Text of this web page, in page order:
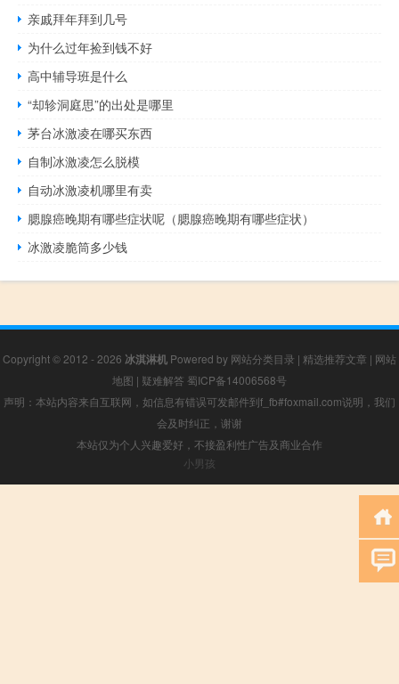
亲戚拜年拜到几号
为什么过年捡到钱不好
高中辅导班是什么
“却轸洞庭思”的出处是哪里
茅台冰激凌在哪买东西
自制冰激凌怎么脱模
自动冰激凌机哪里有卖
腮腺癌晚期有哪些症状呢（腮腺癌晚期有哪些症状）
冰激凌脆筒多少钱
Copyright © 2012 - 2026 冰淇淋机 Powered by 网站分类目录 | 精选推荐文章 | 网站
地图 | 疑难解答 蜀ICP备14006568号
声明：本站内容来自互联网，如信息有错误可发邮件到f_fb#foxmail.com说明，我们
会及时纠正，谢谢
本站仅为个人兴趣爱好，不接盈利性广告及商业合作
小男孩